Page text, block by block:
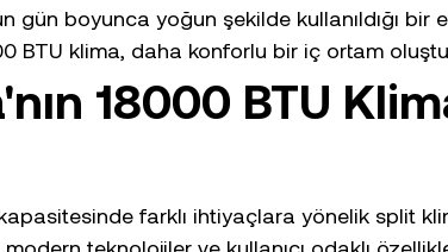
gün boyunca yoğun şekilde kullanıldığı bir
BTU klima, daha konforlu bir iç ortam
18000 BTU
farklı ihtiyaçlara yönelik split
teknolojiler ve kullanıcı odaklı